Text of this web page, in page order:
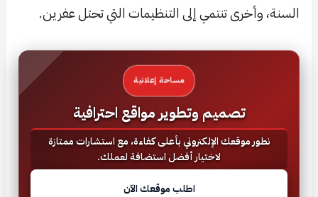
السنة، وأخرى تنتمي إلى التنظيمات التي تحتل عفرين.
مساحة إعلانية
تصميم وتطوير مواقع احترافية
نطور موقعك الإلكتروني بأعلى كفاءة، مع استشارات ممتازة
لاختيار أفضل استضافة لعملك.
اطلب موقعك الآن